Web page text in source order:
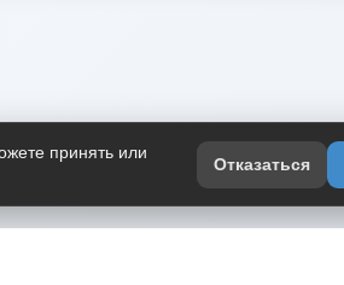
принять или
Отказаться